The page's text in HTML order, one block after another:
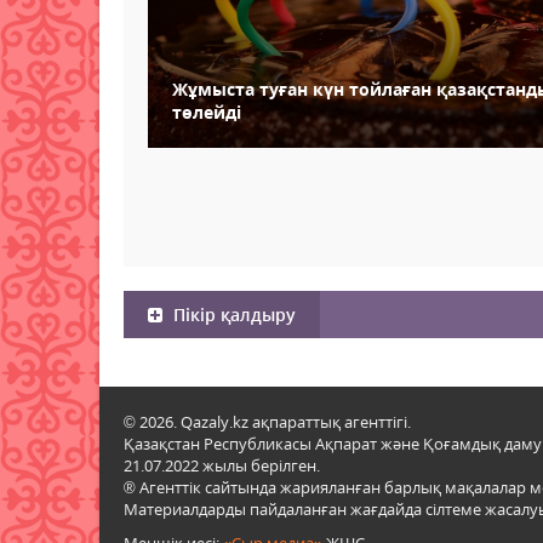
Жұмыста туған күн тойлаған
төлейді
Пікір қалдыру
© 2026. Qazaly.kz ақпараттық агенттігі.
Қазақстан Республикасы Ақпарат және Қоғамдық даму
21.07.2022 жылы берілген.
® Агенттік сайтында жарияланған барлық
Материалдарды пайдаланған жағдайда сілтеме